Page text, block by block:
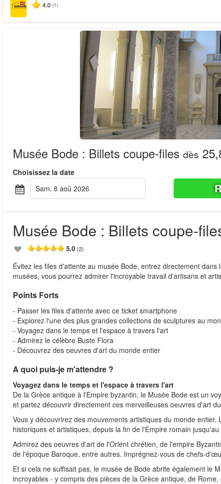
4.0 (1)
Musée Bode : Billets coupe-files dès
Choisissez la date
sam, 8 aoû 2026
Musée Bode : Billets coupe-
5.0 (2)
Évitez les files d'attente au musée Bode, entrez directement
musées, vous pourrez admirer l'incroyable travail d'artisans et
Points Forts
- Passer les files d'attente avec ce ticket smartphone
- Explorez l'une des plus grandes collections de sculptures au
- Voyagez dans le temps et l'espace à travers l'art
- Admirez le célèbre Buste Flora
- Découvrez des oeuvres d'art du monde entier
A quoi puis-je m'attendre ?
Voyagez dans le temps et l'espace à travers l'art
De la Grèce antique à l'Empire byzantin, le Musée Bode est un
et partez découvrir directement ces merveilleuses oeuvres d'art
Vous y découvrirez des mouvements artistiques du monde
historiques et artistiques, depuis la fin de l'Empire romain jusqu'au
Admirez des oeuvres d'art de l'Orient chrétien, de l'empire
de l'époque Baroque, entre autres. Imprégnez-vous de chefs-
Et si cela ne suffisait pas, le musée de Bode abrite également le
incroyables - y compris des pièces de la Grèce antique, de